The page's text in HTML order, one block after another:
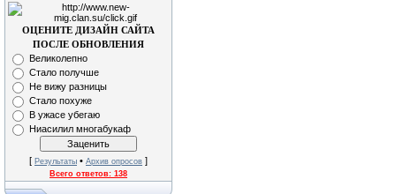
ОЦЕНИТЕ ДИЗАЙН САЙТА
ПОСЛЕ ОБНОВЛЕНИЯ
Великолепно
Стало получше
Не вижу разницы
Стало похуже
В ужасе убегаю
Ниасилил многабукаф
[ Результаты • Архив опросов ]
Всего ответов: 138